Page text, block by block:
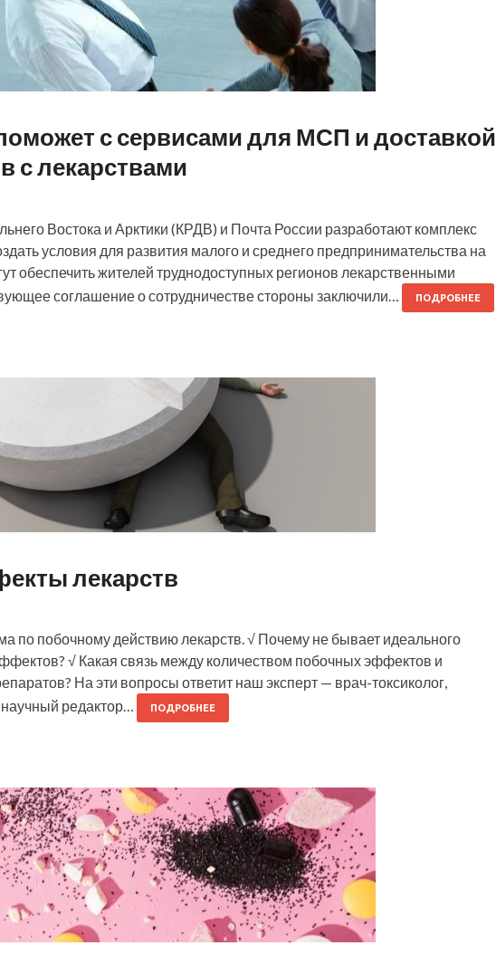
с сервисами для МСП и доставкой
с лекарствами
Востока и Арктики (КРДВ) и Почта России разработают комплекс
условия для развития малого и среднего предпринимательства на
обеспечить жителей труднодоступных регионов лекарственными
соглашение о сотрудничестве стороны заключили…
ПОДРОБНЕЕ
лекарств
по побочному действию лекарств. √ Почему не бывает идеального
√ Какая связь между количеством побочных эффектов и
На эти вопросы ответит наш эксперт — врач-токсиколог,
редактор…
ПОДРОБНЕЕ